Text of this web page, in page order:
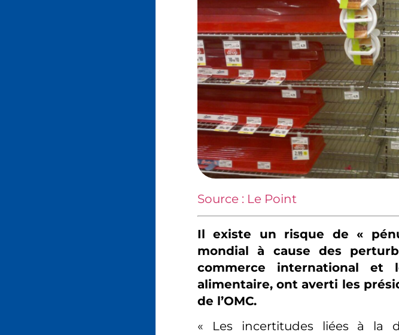
Source : Le Point
Il existe un risque de «
mondial à cause des
commerce international et
alimentaire, ont averti les
de l’OMC.
« Les incertitudes liées à la